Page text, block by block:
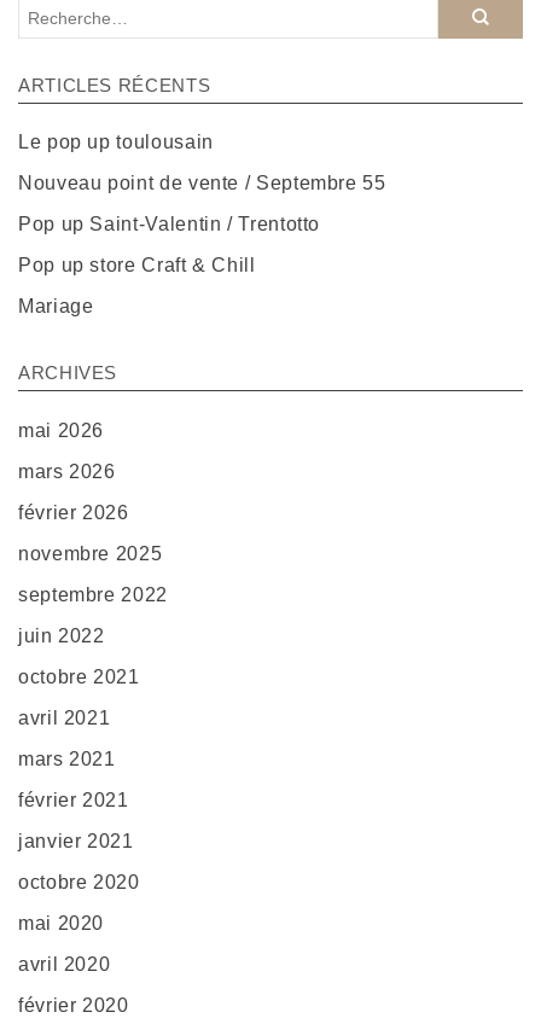
ARTICLES RÉCENTS
Le pop up toulousain
Nouveau point de vente / Septembre 55
Pop up Saint-Valentin / Trentotto
Pop up store Craft & Chill
Mariage
ARCHIVES
mai 2026
mars 2026
février 2026
novembre 2025
septembre 2022
juin 2022
octobre 2021
avril 2021
mars 2021
février 2021
janvier 2021
octobre 2020
mai 2020
avril 2020
février 2020